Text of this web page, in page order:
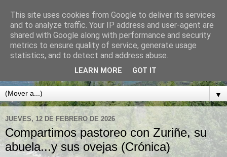
CLUB DE MONTAÑA
NABAÍN
BOLTAÑA. SOBRARBE. PIRINEO ARAGONÉS
▼
JUEVES, 12 DE FEBRERO DE 2026
Compartimos pastoreo con Zuriñe, su
abuela...y sus ovejas (Crónica)
This site uses cookies from Google to deliver its services
and to analyze traffic. Your IP address and user-agent are
shared with Google along with performance and security
metrics to ensure quality of service, generate usage
statistics, and to detect and address abuse.
LEARN MORE GOT IT